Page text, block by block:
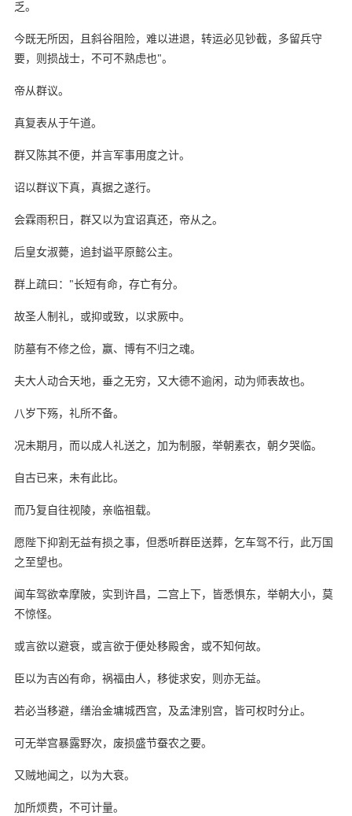
乏。
今既无所因，且斜谷阻险，难以进退，转运必见钞截，多留兵守
要，则损战士，不可不熟虑也"。
帝从群议。
真复表从于午道。
群又陈其不便，并言军事用度之计。
诏以群议下真，真据之遂行。
会霖雨积日，群又以为宜诏真还，帝从之。
后皇女淑薨，追封谥平原懿公主。
群上疏曰："长短有命，存亡有分。
故圣人制礼，或抑或致，以求厥中。
防墓有不修之俭，赢、博有不归之魂。
夫大人动合天地，垂之无穷，又大德不逾闲，动为师表故也。
八岁下殇，礼所不备。
况未期月，而以成人礼送之，加为制服，举朝素衣，朝夕哭临。
自古已来，未有此比。
而乃复自往视陵，亲临祖载。
愿陛下抑割无益有损之事，但悉听群臣送葬，乞车驾不行，此万国
之至望也。
闻车驾欲幸摩陂，实到许昌，二宫上下，皆悉惧东，举朝大小，莫
不惊怪。
或言欲以避衰，或言欲于便处移殿舍，或不知何故。
臣以为吉凶有命，祸福由人，移徙求安，则亦无益。
若必当移避，缮治金墉城西宫，及孟津别宫，皆可权时分止。
可无举宫暴露野次，废损盛节蚕农之要。
又贼地闻之，以为大衰。
加所烦费，不可计量。